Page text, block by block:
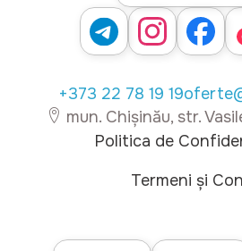
+373 22 78 19 19
mun. Chișinău, str.
Politica de
Termeni și